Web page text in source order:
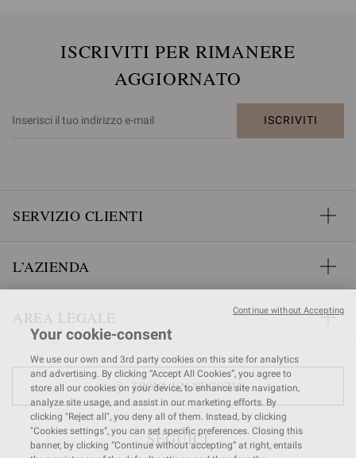
ISCRIVITI PER RIMANERE
AGGIORNATO
ISCRIVITI
SERVIZIO CLIENTI
L’AZIENDA
AREA LEGALE
TROVA UN NEGOZIO
SEGUICI
Your cookie-consent
We use our own and 3rd party cookies on this site for analytics
and advertising. By clicking “Accept All Cookies”, you agree to
store all our cookies on your device, to enhance site navigation,
analyze site usage, and assist in our marketing efforts. By
clicking "Reject all", you deny all of them. Instead, by clicking
"Cookies settings", you can set specific preferences. Closing this
banner, by clicking “Continue without accepting” at right, entails
Continue without Accepting